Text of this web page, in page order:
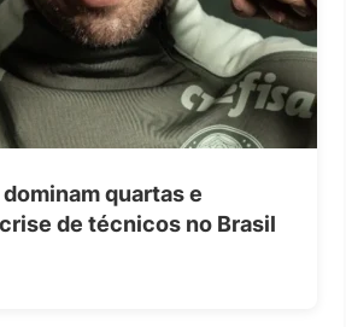
quartas e
de técnicos no Brasil